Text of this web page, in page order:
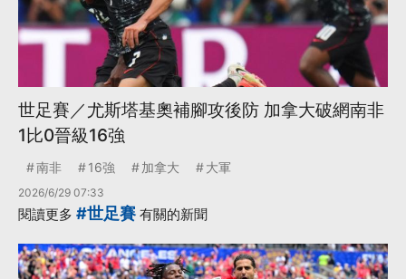
世足賽／尤斯塔基奧補腳攻後防 加拿大破網南非
1比0晉級16強
南非 16強 加拿大 大軍
2026/6/29 07:33
閱讀更多 #世足賽 有關的新聞